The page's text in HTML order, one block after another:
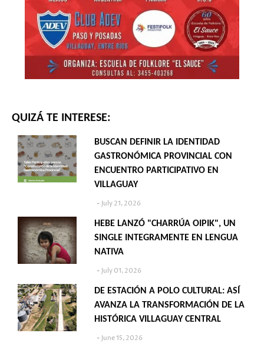
QUIZÁ TE INTERESE:
BUSCAN DEFINIR LA IDENTIDAD
GASTRONÓMICA PROVINCIAL CON
ENCUENTRO PARTICIPATIVO EN
VILLAGUAY
July 21, 2026
HEBE LANZÓ "CHARRÚA OIPIK", UN
SINGLE INTEGRAMENTE EN LENGUA
NATIVA
July 01, 2026
DE ESTACIÓN A POLO CULTURAL: ASÍ
AVANZA LA TRANSFORMACIÓN DE LA
HISTÓRICA VILLAGUAY CENTRAL
June 15, 2026